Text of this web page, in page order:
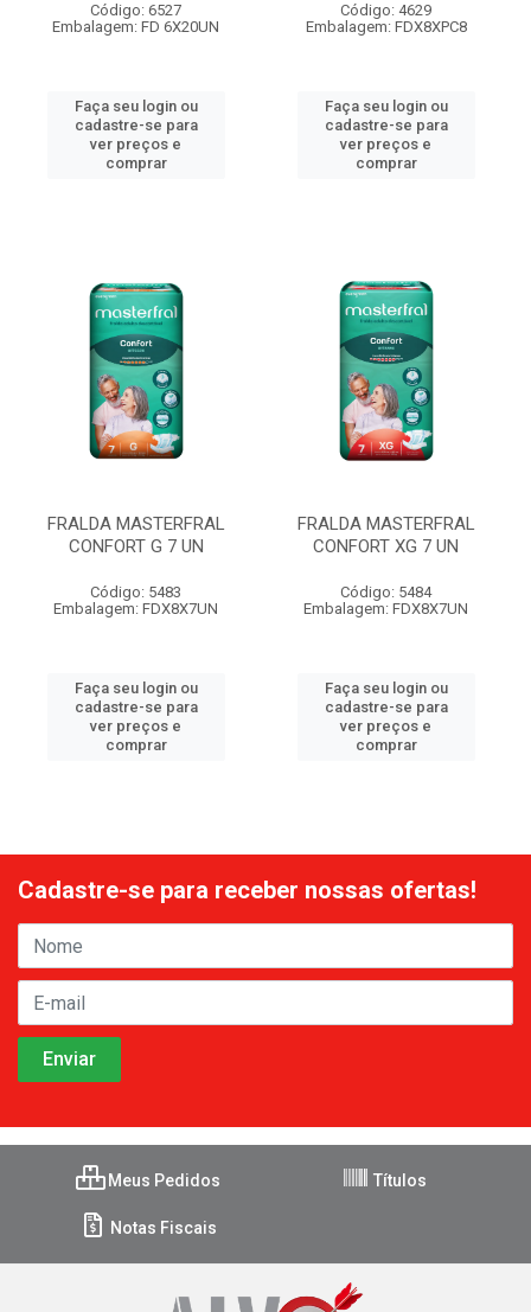
Código: 6527
Embalagem: FD 6X20UN
Faça seu login ou
cadastre-se para
ver preços e
comprar
Código: 4629
Embalagem: FDX8XPC8
Faça seu login ou
cadastre-se para
ver preços e
comprar
FRALDA MASTERFRAL
CONFORT G 7 UN
Código: 5483
Embalagem: FDX8X7UN
Faça seu login ou
cadastre-se para
ver preços e
comprar
FRALDA MASTERFRAL
CONFORT XG 7 UN
Código: 5484
Embalagem: FDX8X7UN
Faça seu login ou
cadastre-se para
ver preços e
comprar
Cadastre-se para receber nossas ofertas!
Meus Pedidos Títulos
Notas Fiscais